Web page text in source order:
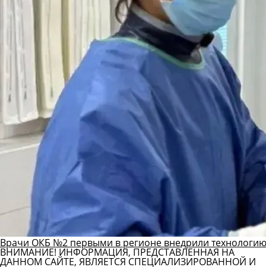
Врачи ОКБ №2 первыми в регионе внедрили
ВНИМАНИЕ! ИНФОРМАЦИЯ, ПРЕДСТАВЛЕННАЯ НА
ДАННОМ САЙТЕ, ЯВЛЯЕТСЯ СПЕЦИАЛИЗИРОВАННОЙ И